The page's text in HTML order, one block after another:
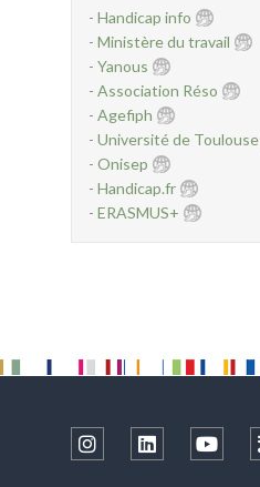
- Handicap info
- Ministère du travail
- Yanous
- Association Réso
- Agefiph
- Université de Toulouse
- Onisep
- Handicap.fr
- ERASMUS+